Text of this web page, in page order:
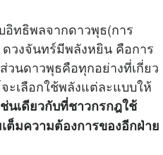
ทธิพลจากดาวพุธ(การ
วงจันทร์มีพลังหยิน คือการ
วนดาวพุธคือทุกอย่างที่เกี่ยว
ะเลือกใช้พลังแต่ละแบบให้
เดียวกับที่ชาวกรกฎใช้
ต็มความต้องการของอีกฝ่าย